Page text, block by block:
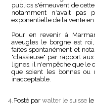
publics s'émeuvent de
notamment n'avait pas
exponentielle de la vente en
Pour en revenir à
aveugles le borgne est
faites spontanément et
"classieuse" par rapport
lignes, il n'empêche que le
que soient les bonnes ou
inacceptable.
4.Posté par walter le suisse